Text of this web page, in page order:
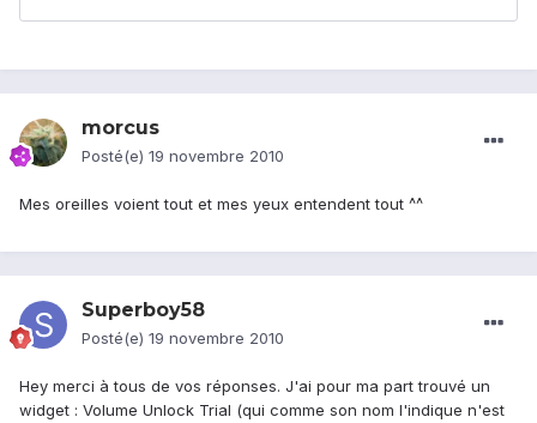
morcus
Posté(e) 19 novembre 2010
Mes oreilles voient tout et mes yeux entendent tout ^^
Superboy58
Posté(e) 19 novembre 2010
Hey merci à tous de vos réponses. J'ai pour ma part trouvé un
widget : Volume Unlock Trial (qui comme son nom l'indique n'est